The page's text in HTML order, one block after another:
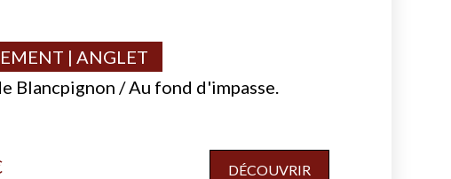
Blancpignon / Au fond d'impasse.
| ANGLET
DÉCOUVRIR